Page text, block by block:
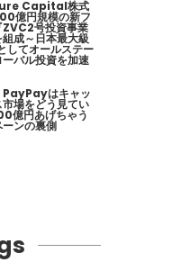
Capital株式
億円規模の新フ
ZVC2号投資事業
成～日本最大級
してオールステー
バル投資を加速
PayPayはキャッ
場をどう見てい
億円あげちゃう
ンの裏側